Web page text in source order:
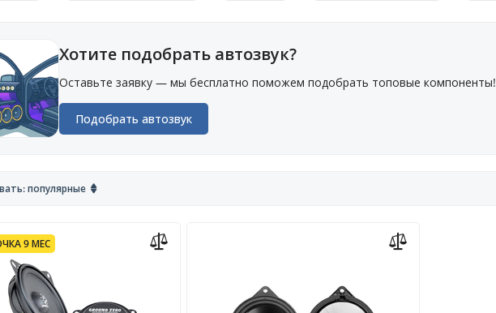
Хотите подобрать автозвук?
Оставьте заявку — мы бесплатно поможем подобрать топовые компоненты!
Подобрать автозвук
популярные
9 МЕС